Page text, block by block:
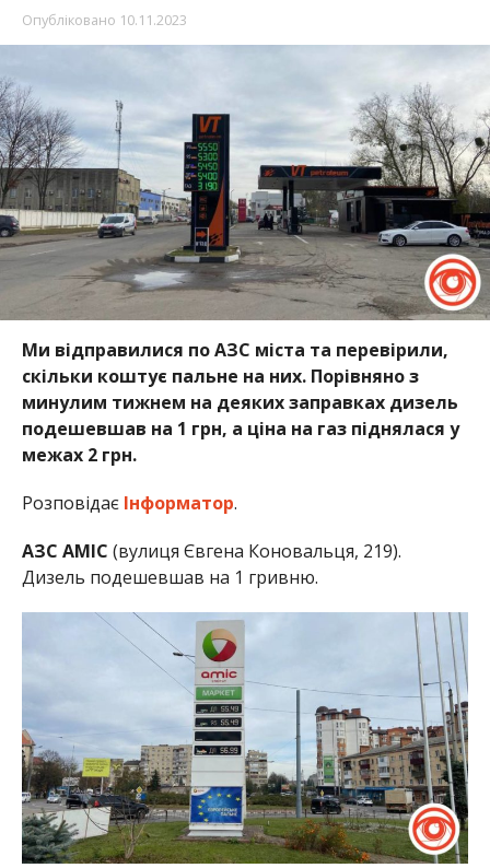
Опубліковано 10.11.2023
Ми відправилися по АЗС міста та перевірили,
скільки коштує пальне на них. Порівняно з
минулим тижнем на деяких заправках дизель
подешевшав на 1 грн, а ціна на газ піднялася у
межах 2 грн.
Розповідає Інформатор.
АЗС AMIC (вулиця Євгена Коновальця, 219).
Дизель подешевшав на 1 гривню.